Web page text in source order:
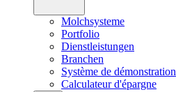
Molchsysteme
Portfolio
Dienstleistungen
Branchen
Système de démonstration
Calculateur d'épargne